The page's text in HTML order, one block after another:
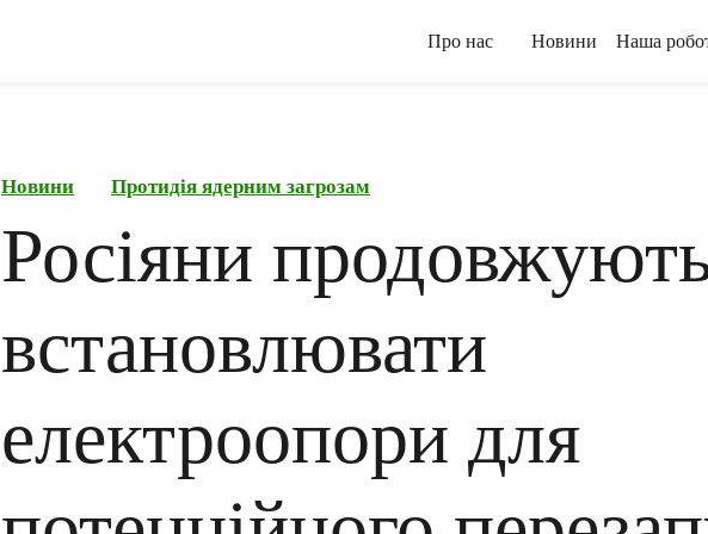
Про нас Новини
Наша
Новини Протидія ядерним загрозам
Росіяни
встановлювати
електроопори для